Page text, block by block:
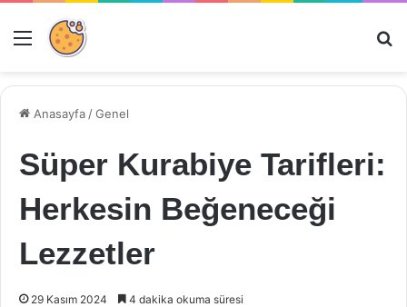
Menü
Anasayfa /Genel
Süper Kurabiye Tarifleri:
Herkesin Beğeneceği
Lezzetler
29 Kasım 2024 4 dakika okuma süresi